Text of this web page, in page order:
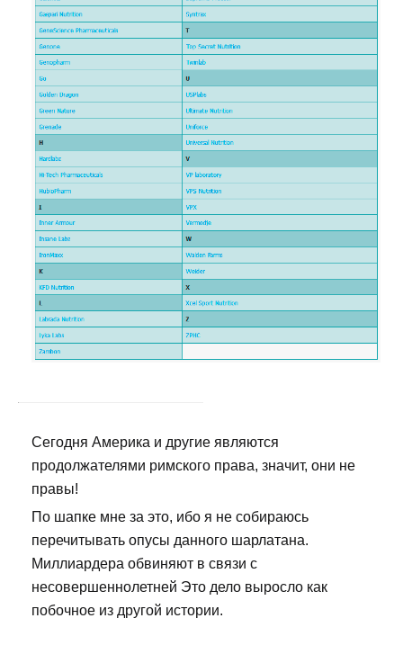
Сегодня Америка и другие являются
продолжателями римского права, значит, они не
правы!
По шапке мне за это, ибо я не собираюсь
перечитывать опусы данного шарлатана.
Миллиардера обвиняют в связи с
несовершеннолетней Это дело выросло как
побочное из другой истории.